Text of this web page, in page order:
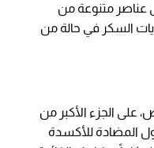
عناصر متنوعة من
السكر في حالة من
على الجزء الأكبر من
المضادة للأكسدة